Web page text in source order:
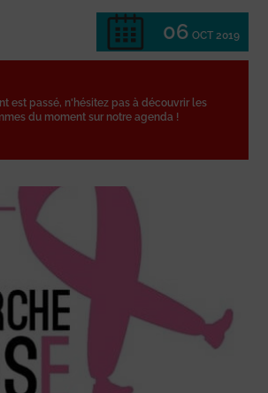
06 OCT 2019
est passé, n'hésitez pas à découvrir les
du moment sur notre agenda !